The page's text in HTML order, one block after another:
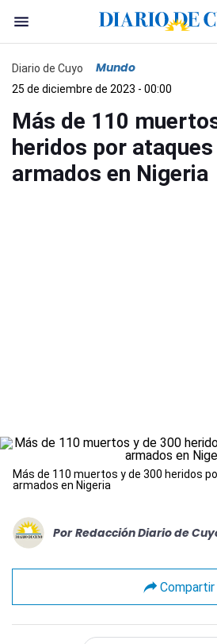
Diario de Cuyo Mundo
25 de diciembre de 2023 - 00:00
Más de 110
heridos por
armados en Nigeria
Más de 110 muertos y de 300 heridos
armados en Nigeria
Por Redacción Diario de
Compartir